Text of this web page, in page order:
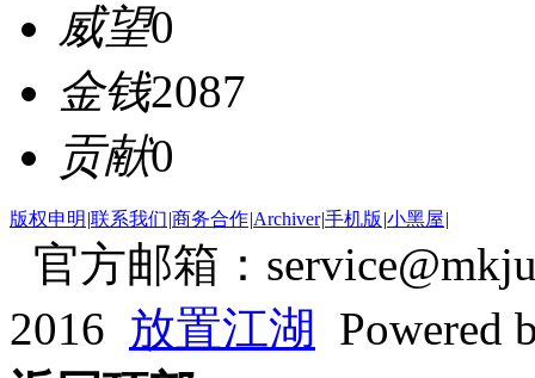
威望0
金钱2087
贡献0
版权申明 |联系我们|商务合作|Archiver|手机版 |小黑屋|
官方邮箱：
2016 放置江湖
Powered